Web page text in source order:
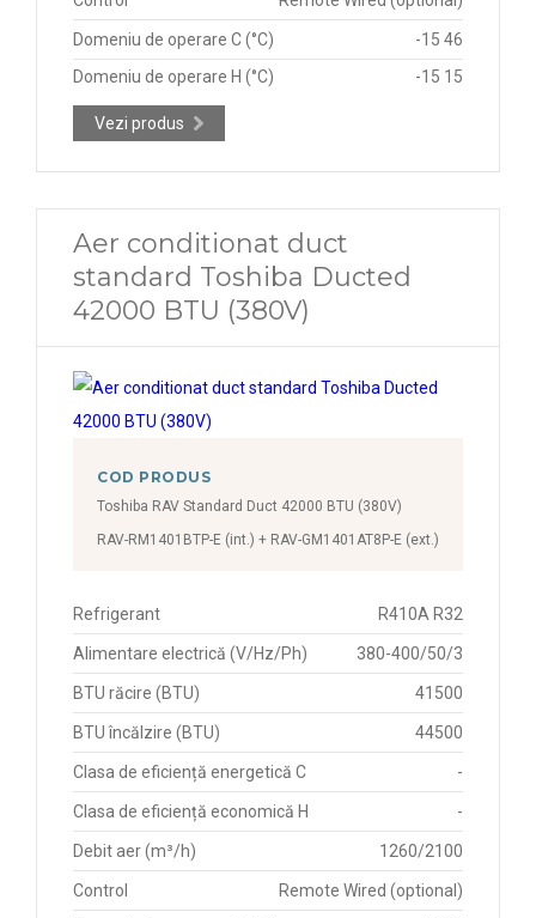
Domeniu de operare C (°C)
-15 46
Domeniu de operare H (°C)
-15 15
Vezi produs
Aer conditionat duct
standard Toshiba Ducted
42000 BTU (380V)
COD PRODUS
Toshiba RAV Standard Duct 42000 BTU (380V)
RAV-RM1401BTP-E (int.) + RAV-GM1401AT8P-E (ext.)
Refrigerant R410A R32
Alimentare electrică (V/Hz/Ph) 380-400/50/3
BTU răcire (BTU) 41500
BTU încălzire (BTU) 44500
Clasa de eficiență energetică C -
Clasa de eficiență economică H -
Debit aer (m³/h) 1260/2100
Control Remote Wired (optional)